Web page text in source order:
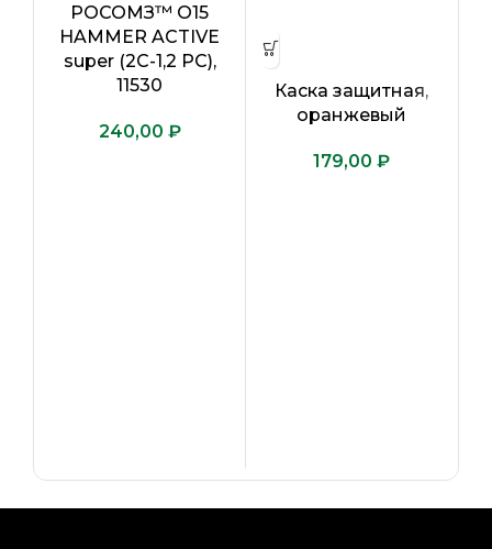
РОСОМЗ™ О15
HAMMER ACTIVE
super (2С-1,2 PC),
11530
₽
Каска защитная,
оранжевый
₽